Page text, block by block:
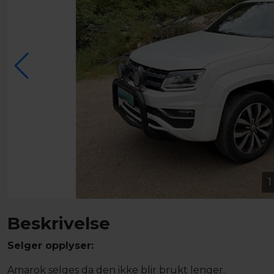
1
Beskrivelse
Selger opplyser:
Amarok selges da den ikke blir brukt lenger.